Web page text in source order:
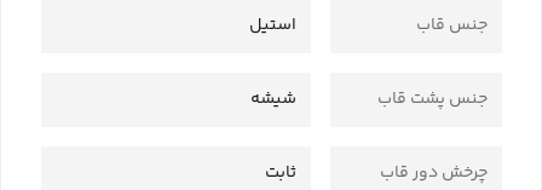
جنس قاب استیل
جنس پشت قاب شیشه
چرخش دور قاب ثابت